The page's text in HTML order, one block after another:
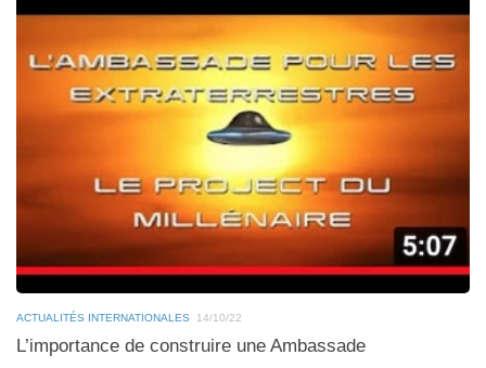
ACTUALITÉS INTERNATIONALES 14/10/22
L’importance de construire une Ambassade